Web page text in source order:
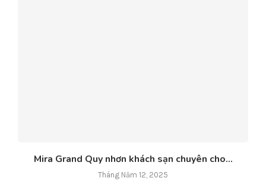
Mira Grand Quy nhơn khách sạn chuyên cho...
Tháng Năm 12, 2025